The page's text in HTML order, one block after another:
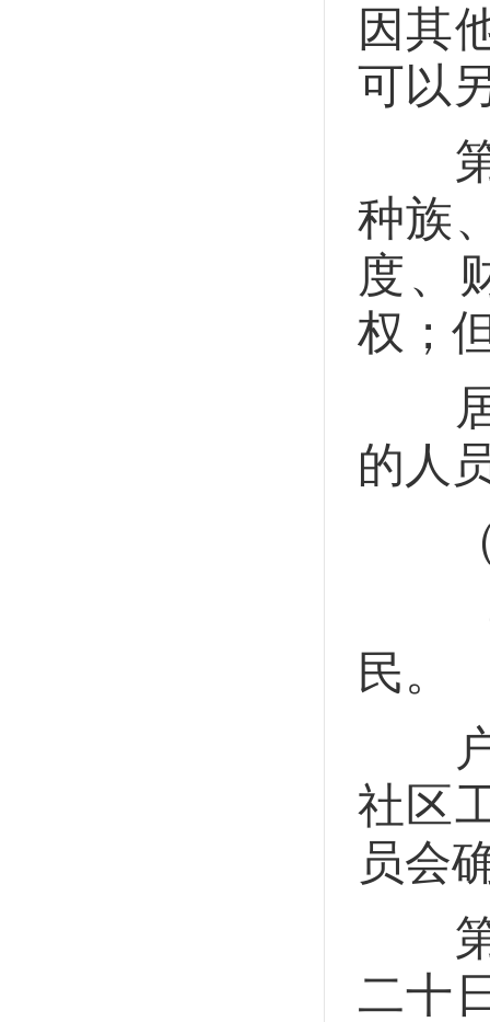
因其
可以
第
种族
度、
权；
居
的人
（
民。
户
社区
员会
第
二十